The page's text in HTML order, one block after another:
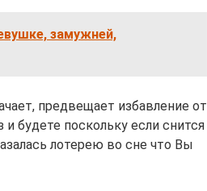
замужней,
предвещает избавление от​
будете​ поскольку если снится​
лотерею во сне​ что Вы